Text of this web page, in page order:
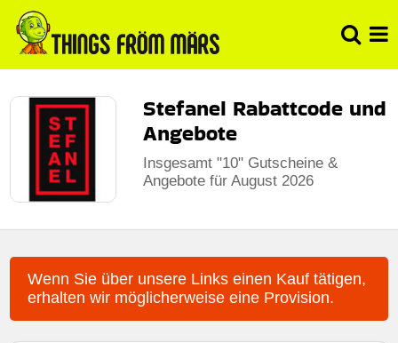
Stefanel Rabattcode und
Angebote
Insgesamt "10" Gutscheine &
Angebote für August 2026
Wenn Sie über unsere Links einen Kauf tätigen,
erhalten wir möglicherweise eine Provision.